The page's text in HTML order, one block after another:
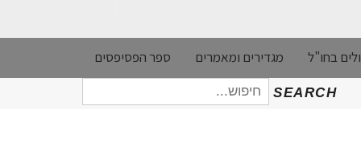
בחו"ל מגדירים ומאמרים ספר הפסיפסים
SEARCH
חיפוש
עבור: